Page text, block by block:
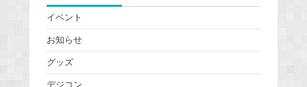
イベント
お知らせ
グッズ